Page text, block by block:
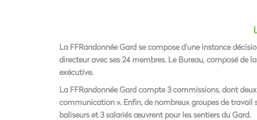
La FFRandonnée Gard se compose d’une instance
directeur avec ses 24 membres. Le Bureau, composé de
exécutive.
La FFRandonnée Gard compte 3 commissions, dont
communication ». Enfin, de nombreux groupes de
baliseurs et 3 salariés œuvrent pour les sentiers du Gard.